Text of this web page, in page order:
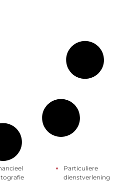
Particuliere
dienstverlening